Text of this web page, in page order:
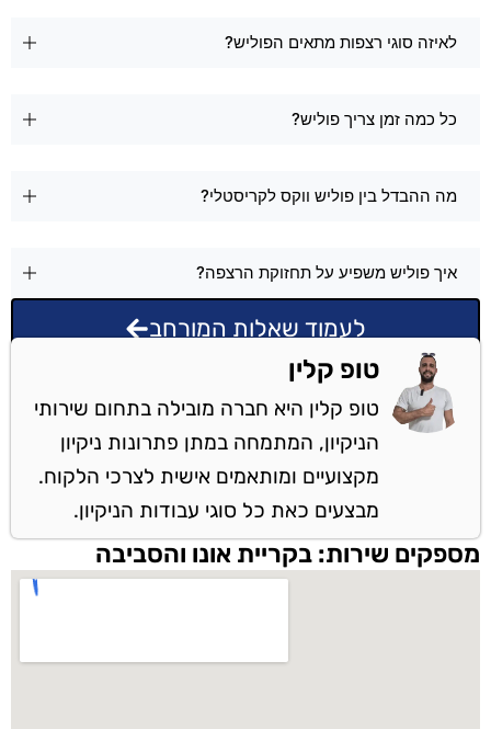
לאיזה סוגי רצפות מתאים הפוליש?
כל כמה זמן צריך פוליש?
מה ההבדל בין פוליש ווקס לקריסטלי?
איך פוליש משפיע על תחזוקת הרצפה?
לעמוד שאלות המורחב
טופ קלין
טופ קלין היא חברה מובילה בתחום שירותי
הניקיון, המתמחה במתן פתרונות ניקיון
מקצועיים ומותאמים אישית לצרכי הלקוח.
מבצעים כאת כל סוגי עבודות הניקיון.
מספקים שירות: בקריית אונו והסביבה